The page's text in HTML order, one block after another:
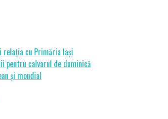
cu Primăria Iași
pentru calvarul de duminică
și mondial